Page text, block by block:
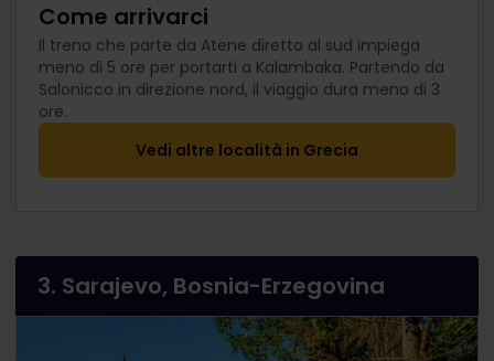
Come arrivarci
Il treno che parte da Atene diretto al sud impiega
meno di 5 ore per portarti a Kalambaka. Partendo da
Salonicco in direzione nord, il viaggio dura meno di 3
ore.
Vedi altre località in Grecia
3. Sarajevo, Bosnia-Erzegovina